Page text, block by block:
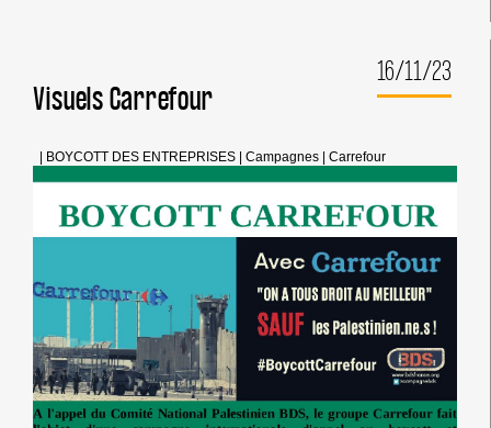
LETTRES
PRÉSIDENT
DU
GROUPE
CARREFOUR
16/11/23
Visuels Carrefour
BOYCOTT DES ENTREPRISES |Campagnes |Carrefour